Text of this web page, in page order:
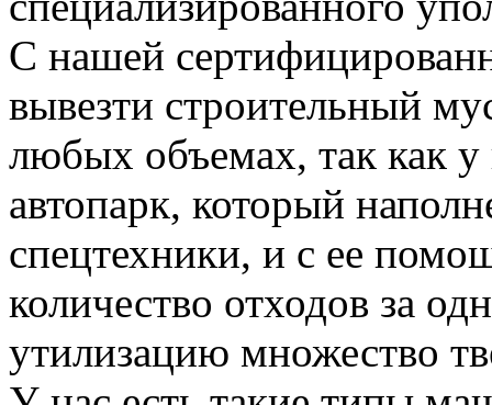
С нашей
вывезти строительный
любых объемах, так как
автопарк, который
спецтехники, и с ее
количество отходов за
утилизацию множество